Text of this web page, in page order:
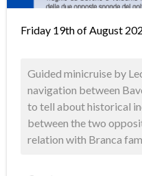
Friday 19th of August
Guided minicruise by
navigation between
to tell about historical
between the two
relation with Branca